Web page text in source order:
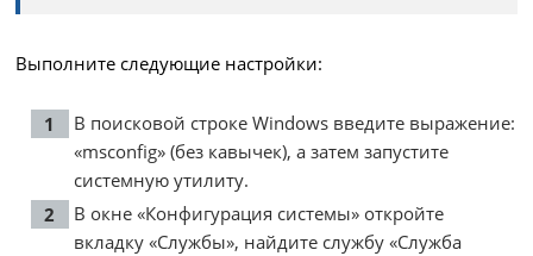
Выполните следующие настройки:
В поисковой строке Windows введите выражение:
«msconfig» (без кавычек), а затем запустите
системную утилиту.
В окне «Конфигурация системы» откройте
вкладку «Службы», найдите службу «Служба